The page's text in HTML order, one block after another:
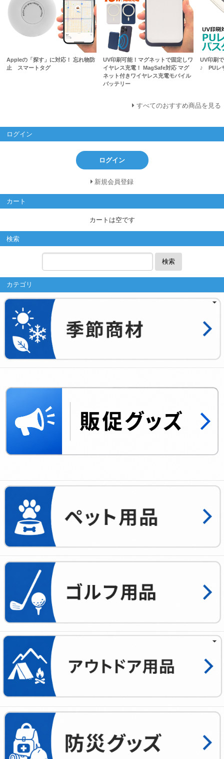
Appleの「探す」に対応！ 忘れ物防
止 スマートタグ
UV印刷可能！マグネットで固定しワ
イヤレス充電！ MagSafe対応 マグ
ネット付きワイヤレス充電モバイル
バッテリー
UV印刷
♪ PUレ
すべてのおすすめ商品を見る
ログイン
ログイン
新規会員登録
カート
カートは空です
検索
検索
カテゴリ